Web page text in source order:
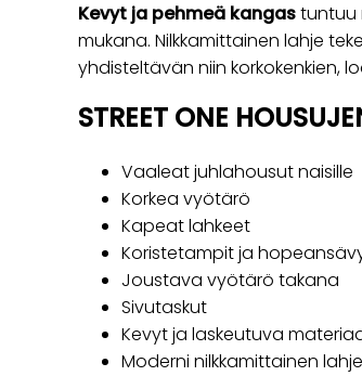
Kevyt ja pehmeä kangastuntuu
mukana. Nilkkamittainen lahje
yhdisteltävän niin korkokenkien,
STREET ONE
Vaaleat juhlahousut naisille
Korkea vyötärö
Kapeat lahkeet
Koristetampit ja
Joustava vyötärö takana
Sivutaskut
Kevyt ja laskeutuva
Moderni nilkkamittainen lahje